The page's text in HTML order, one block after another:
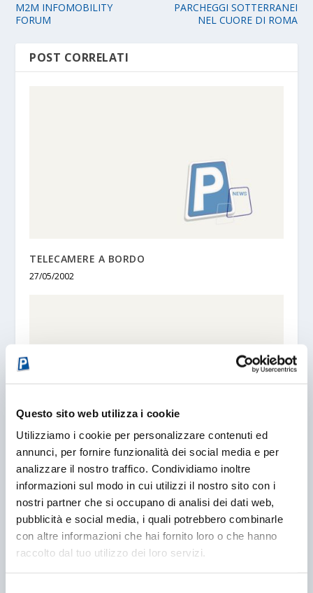
Questo sito web utilizza i cookie
Utilizziamo i cookie per personalizzare contenuti ed
annunci, per fornire funzionalità dei social media e per
analizzare il nostro traffico. Condividiamo inoltre
informazioni sul modo in cui utilizzi il nostro sito con i
nostri partner che si occupano di analisi dei dati web,
pubblicità e social media, i quali potrebbero combinarle
con altre informazioni che hai fornito loro o che hanno
raccolto dal tuo utilizzo dei loro servizi.
M2M INFOMOBILITY
FORUM
PARCHEGGI SOTTERRANEI
NEL CUORE DI ROMA
POST CORRELATI
TELECAMERE A BORDO
27/05/2002
A MILANO UNA NUOVA IDEA PER LA SOSTA
NOTTURNA: IL SUPERMERCATO
04/05/2021